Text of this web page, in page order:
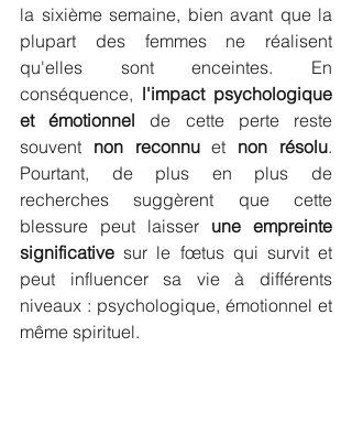
la sixième semaine, bien avant que la
plupart des femmes ne réalisent
qu'elles sont enceintes. En
conséquence, l'impact psychologique
et émotionnel de cette perte reste
souvent non reconnu et non résolu.
Pourtant, de plus en plus de
recherches suggèrent que cette
blessure peut laisser une empreinte
significative sur le fœtus qui survit et
peut influencer sa vie à différents
niveaux : psychologique, émotionnel et
même spirituel.